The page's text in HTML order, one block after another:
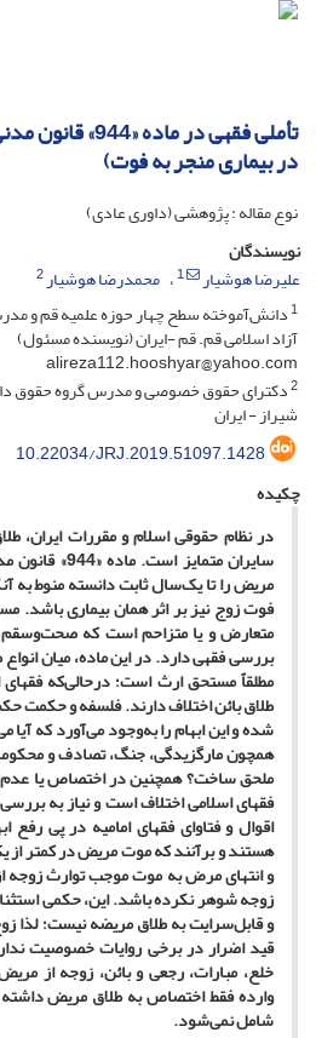
تأملی فقهی در
در بیماری منجر به فوت)
نوع مقاله : پژوهشی (داوری عادی)
نویسندگان
علیرضا هوشیار
1 محمدرضا هوشیار2
1دانش‌آموخته سطح چهار حوزه علمیه قم و
آزاد اسلامی قم. قم -ایران (نویسنده مسئول)
alireza112.hooshyar@yahoo.com
2دکترای حقوق خصوصی و مدرس گروه حقوق
شیراز - ایران
10.22034/JRJ.2019.51097.1428
چکیده
در نظام حقوقی اسلام و مقررات ایران،
سایران متمایز
مریض را تا یک‌سال ثابت دانسته منوط به
فوت زوج نیز بر اثر همان بیماری باشد.
متعارض و یا متزاحم است که صحت‌وسقم
بررسی فقهی دارد. در این ماده، میان
مطلقاً مستحق ارث است؛ درحالی‌که فقهای
طلاق بائن اختلاف دارند. فلسفه و حکمت
شده و این ابهام را به‌وجود می‌آورد که
همچون مارگزیدگی، جنگ، تصادف و
ملحق ساخت؟ همچنین در اختصاص یا
فقهای اسلامی اختلاف است و نیاز به
اقوال و فتاوای فقهای امامیه در پی رفع
هستند و برآنند که موت مریض در کمتر
و انتهای مرض به موت موجب توارث زوجه
زوجه شوهر نکرده باشد. این، حکمی
و قابل‌سرایت به طلاق مریضه نیست؛ لذا
قید اضرار در برخی روایات خصوصیت
خلع، مبارات، رجعی و بائن، زوجه از
وارده فقط اختصاص به طلاق مریض
شامل نمی‌شود.